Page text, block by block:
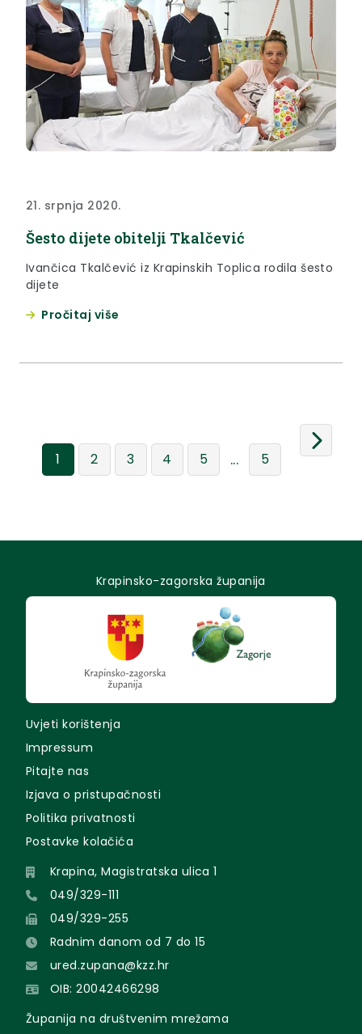
21. srpnja 2020.
Šesto dijete obitelji Tkalčević
Ivančica Tkalčević iz Krapinskih Toplica rodila šesto
dijete
Pročitaj više
1 2 3 4 5 ... 5
Krapinsko-zagorska županija
Uvjeti korištenja
Impressum
Pitajte nas
Izjava o pristupačnosti
Politika privatnosti
Postavke kolačića
Krapina, Magistratska ulica 1
049/329-111
049/329-255
Radnim danom od 7 do 15
ured.zupana@kzz.hr
OIB: 20042466298
Županija na društvenim mrežama